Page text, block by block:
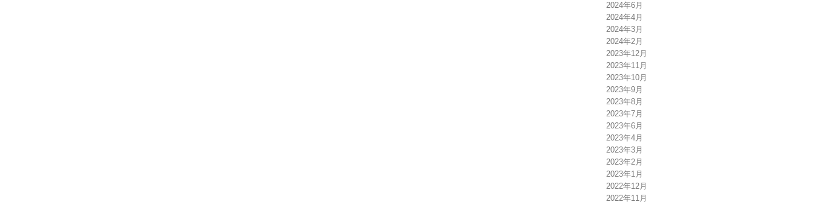
2024年6月
2024年4月
2024年3月
2024年2月
2023年12月
2023年11月
2023年10月
2023年9月
2023年8月
2023年7月
2023年6月
2023年4月
2023年3月
2023年2月
2023年1月
2022年12月
2022年11月